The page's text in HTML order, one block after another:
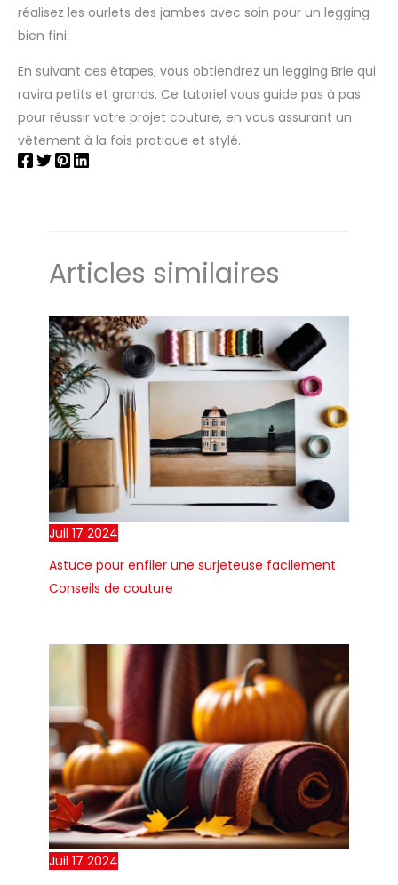
réalisez les ourlets des jambes avec soin pour un legging
bien fini.
En suivant ces étapes, vous obtiendrez un legging Brie qui
ravira petits et grands. Ce tutoriel vous guide pas à pas
pour réussir votre projet couture, en vous assurant un
vêtement à la fois pratique et stylé.
Articles similaires
Juil 17 2024
Astuce pour enfiler une surjeteuse facilement
Conseils de couture
Juil 17 2024